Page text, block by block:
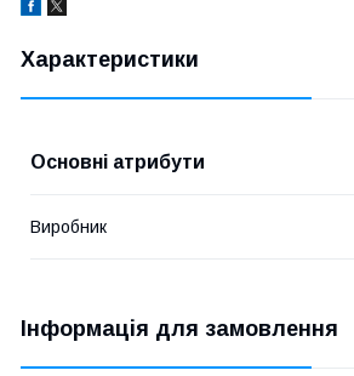
Характеристики
Основні атрибути
Виробник
Інформація для замовлення